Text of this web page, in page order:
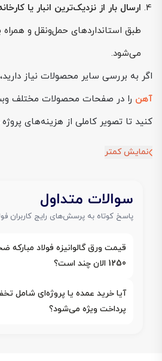
ارسال بار از نزدیک‌ترین انبار یا
طبق استانداردهای حمل‌ونقل و همراه
می‌شود.
اگر به بررسی سایر محصولات نیاز
آهن را در صفحات محصولات مختلف
کنید تا تصویر کاملی از هزینه‌های
نمایش کمتر
سوالات متداول
پاسخ کوتاه به پرسش‌های رایج کاربران
1250 الان چند است؟
آیا خرید عمده یا پروژه‌ای شامل
پرداخت ویژه می‌شود؟